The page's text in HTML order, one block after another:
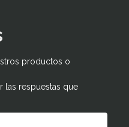
productos o
las respuestas que